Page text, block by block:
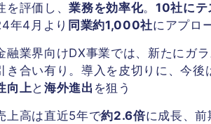
を評価し、業務を効率化。 10社にテ
年4月より 同業約1,000社にアプロ
融業界向けDX事業では、新たにガ
き合い有り。導入を皮切りに、今後
向上と海外進出 を狙う
上高は直近5年で約2.6倍に成長、前